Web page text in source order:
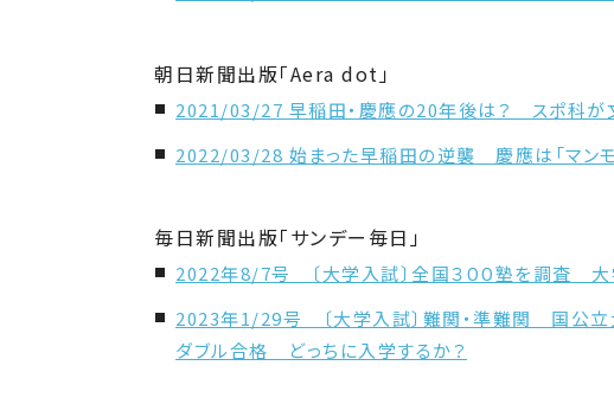
朝日新聞出版「Aera dot」
2021/03/27 早稲田・慶應の20年後は？ スポ科が
2022/03/28 始まった早稲田の逆襲 慶應は「マンモ
毎日新聞出版「サンデー毎日」
2022年8/7号 〔大学入試〕全国３００塾を調査 大
2023年1/29号 〔大学入試〕難関・準難関 国公
ダブル合格 どっちに入学するか？